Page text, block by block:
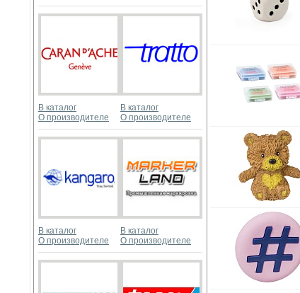
В каталог
О производителе
В каталог
О производителе
В каталог
О производителе
В каталог
О производителе